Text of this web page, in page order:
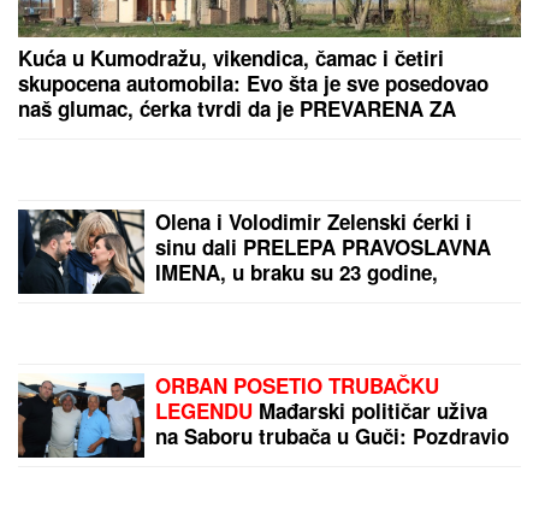
Kuća u Kumodražu, vikendica, čamac i četiri
skupocena automobila: Evo šta je sve posedovao
naš glumac, ćerka tvrdi da je PREVARENA ZA
Olena i Volodimir Zelenski ćerki i
sinu dali PRELEPA PRAVOSLAVNA
IMENA, u braku su 23 godine,
ORBAN POSETIO TRUBAČKU
LEGENDU Mađarski političar uživa
na Saboru trubača u Guči: Pozdravio